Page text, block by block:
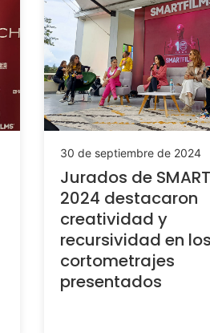
30 de septiembre de 2024
Jurados de
2024 destacaron
creatividad y
recursividad en los
cortometrajes
presentados